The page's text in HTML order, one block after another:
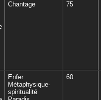
Chantage 75
Enfer
Métaphysique-
spiritualité
60